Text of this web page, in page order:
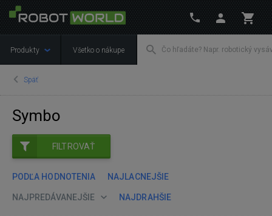
Produkty Všetko o nákupe
Späť
Symbo
FILTROVAŤ
PODĽA HODNOTENIA NAJLACNEJŠIE
NAJPREDÁVANEJŠIE NAJDRAHŠIE